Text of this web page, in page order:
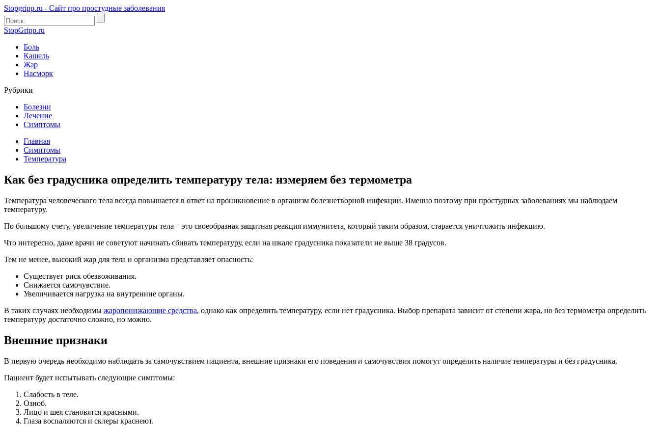
Stopgripp.ru - Cайт про простудные заболевания
StopGripp.ru
Боль
Кашель
Жар
Насморк
Рубрики
Болезни
Лечение
Симптомы
Главная
Симптомы
Температура
Как без градусника определить температуру тела: измеряем без термометра
Температура человеческого тела всегда повышается в ответ на проникновение в организм болезнетворной инфекции. Именно поэтому при простудных заболеваниях мы наблюдаем
температуру.
По большому счету, увеличение температуры тела – это своеобразная защитная реакция иммунитета, который таким образом, старается уничтожить инфекцию.
Что интересно, даже врачи не советуют начинать сбивать температуру, если на шкале градусника показатели не выше 38 градусов.
Тем не менее, высокий жар для тела и организма представляет опасность:
Существует риск обезвоживания.
Снижается самочувствие.
Увеличивается нагрузка на внутренние органы.
В таких случаях необходимы жаропонижающие средства, однако как определить температуру, если нет градусника. Выбор препарата зависит от степени жара, но без термометра определить
температуру достаточно сложно, но можно.
Внешние признаки
В первую очередь необходимо наблюдать за самочувствием пациента, внешние признаки его поведения и самочувствия помогут определить наличие температуры и без градусника.
Пациент будет испытывать следующие симптомы:
Слабость в теле.
Озноб.
Лицо и шея становятся красными.
Глаза воспаляются и склеры краснеют.